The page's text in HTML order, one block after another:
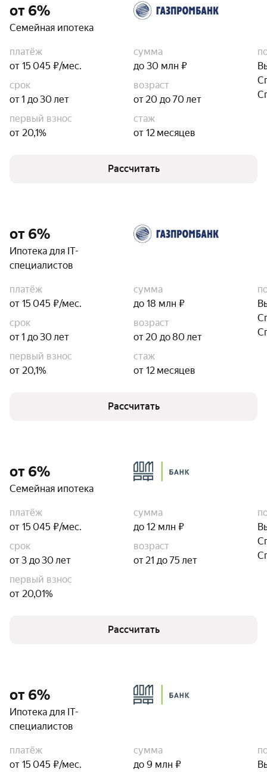
от 6%
Семейная ипотека
платёж
от 15 045 ₽/мес.
сумма
до 30 млн ₽
срок
от 1 до 30 лет
возраст
от 20 до 70 лет
первый взнос
от 20,1%
стаж
от 12 месяцев
Рассчитать
от 6%
Ипотека для IT-
специалистов
платёж
от 15 045 ₽/мес.
сумма
до 18 млн ₽
срок
от 1 до 30 лет
возраст
от 20 до 80 лет
первый взнос
от 20,1%
стаж
от 12 месяцев
Рассчитать
от 6%
Семейная ипотека
платёж
от 15 045 ₽/мес.
сумма
до 12 млн ₽
срок
от 3 до 30 лет
возраст
от 21 до 75 лет
первый взнос
от 20,01%
Рассчитать
от 6%
Ипотека для IT-
специалистов
платёж
от 15 045 ₽/мес.
сумма
до 9 млн ₽